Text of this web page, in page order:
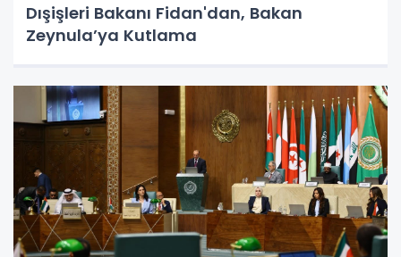
Dışişleri Bakanı Fidan'dan, Bakan
Zeynula’ya Kutlama